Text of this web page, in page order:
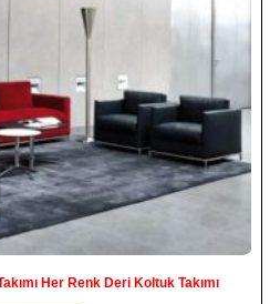
Her Renk Deri Koltuk Takımı